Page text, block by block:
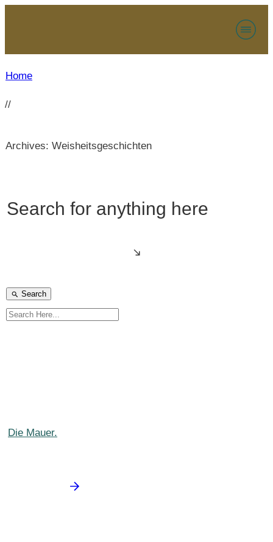
Home
//
Archives: Weisheitsgeschichten
Search for anything here
Search
Die Mauer.